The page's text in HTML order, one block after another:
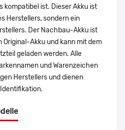
kompatibel ist. Dieser Akku ist
Herstellers, sondern ein
Der Nachbau-Akku ist
Original-Akku und kann mit dem
geladen werden. Alle
und Warenzeichen
Herstellers und dienen